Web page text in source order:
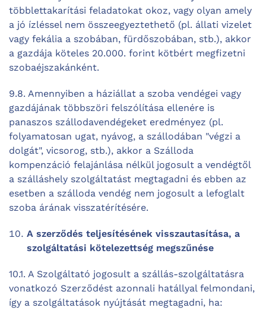
többlettakarítási feladatokat okoz, vagy olyan amely
a jó ízléssel nem összeegyeztethető (pl. állati vizelet
vagy fekália a szobában, fürdőszobában, stb.), akkor
a gazdája köteles 20.000. forint kötbért megfizetni
szobaéjszakánként.
9.8. Amennyiben a háziállat a szoba vendégei vagy
gazdájának többszöri felszólítása ellenére is
panaszos szállodavendégeket eredményez (pl.
folyamatosan ugat, nyávog, a szállodában "végzi a
dolgát", vicsorog, stb.), akkor a Szálloda
kompenzáció felajánlása nélkül jogosult a vendégtől
a szálláshely szolgáltatást megtagadni és ebben az
esetben a szálloda vendég nem jogosult a lefoglalt
szoba árának visszatérítésére.
A szerződés teljesítésének visszautasítása, a
szolgáltatási kötelezettség megszűnése
10.1. A Szolgáltató jogosult a szállás-szolgáltatásra
vonatkozó Szerződést azonnali hatállyal felmondani,
így a szolgáltatások nyújtását megtagadni, ha: